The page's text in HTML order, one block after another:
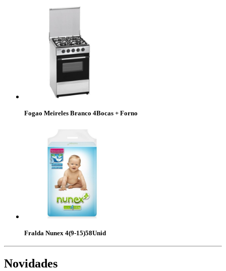
Fogao Meireles Branco 4Bocas + Forno
Fralda Nunex 4(9-15)58Unid
Novidades